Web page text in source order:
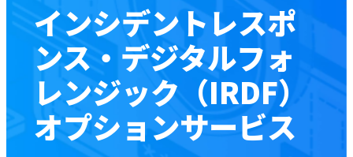
お役立ち資料
ブログ
資料をダウンロードする
インシデントレスポ
ンス・デジタルフォ
レンジック（IRDF）
オプションサービス